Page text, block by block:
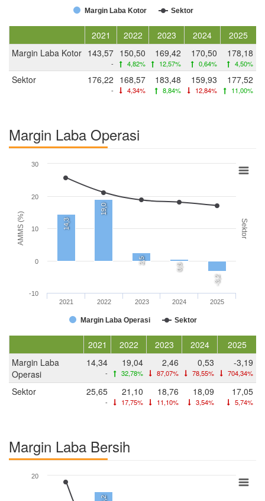
Margin Laba Kotor Sektor
2021 2022 2023 2024
2025
Margin Laba Kotor 143,57
-
150,50
4,82%
169,42
12,57%
170,50
0,64%
178,18
4,50%
Sektor 176,22
-
168,57
4,34%
183,48
8,84%
159,93
12,84%
177,52
11,00%
Margin Laba Operasi
AMMS (%) Sektor
14,3
19,0
2,5
0,5
-3,2
Margin Laba Operasi Sektor
2021 2022 2023 2024 2025
-10
0
10
20
30
2021 2022 2023 2024
2025
Margin Laba
Operasi
14,34
-
19,04
32,78%
2,46
87,07%
0,53
78,55%
-3,19
704,34%
Sektor 25,65
-
21,10
17,75%
18,76
11,10%
18,09
3,54%
17,05
5,74%
Margin Laba Bersih
20